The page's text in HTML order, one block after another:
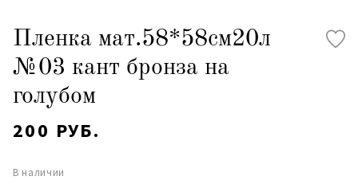
Пленка мат.58*58см20л
№03 кант бронза на
голубом
200 РУБ.
В наличии